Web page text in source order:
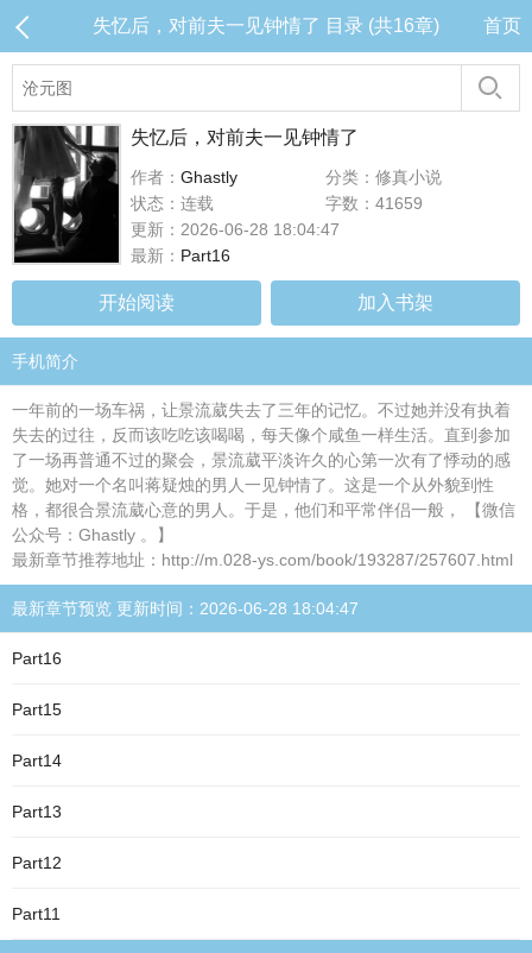
失忆后，对前夫一见钟情了 目录 (共16章) 首页
失忆后，对前夫一见钟情了
作者： Ghastly
分类：修真小说
状态：连载
字数：41659
更新：2026-06-28 18:04:47
最新： Part16
开始阅读 加入书架
手机简介
一年前的一场车祸，让景流葳失去了三年的记忆。不过她并没有执着
失去的过往，反而该吃吃该喝喝，每天像个咸鱼一样生活。直到参加
了一场再普通不过的聚会，景流葳平淡许久的心第一次有了悸动的感
觉。她对一个名叫蒋疑烛的男人一见钟情了。这是一个从外貌到性
格，都很合景流葳心意的男人。于是，他们和平常伴侣一般， 【微信
公众号：Ghastly 。】
最新章节推荐地址：http://m.028-ys.com/book/193287/257607.html
最新章节预览 更新时间：2026-06-28 18:04:47
Part16
Part15
Part14
Part13
Part12
Part11